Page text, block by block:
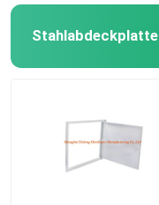
Stahlabdeckplatte